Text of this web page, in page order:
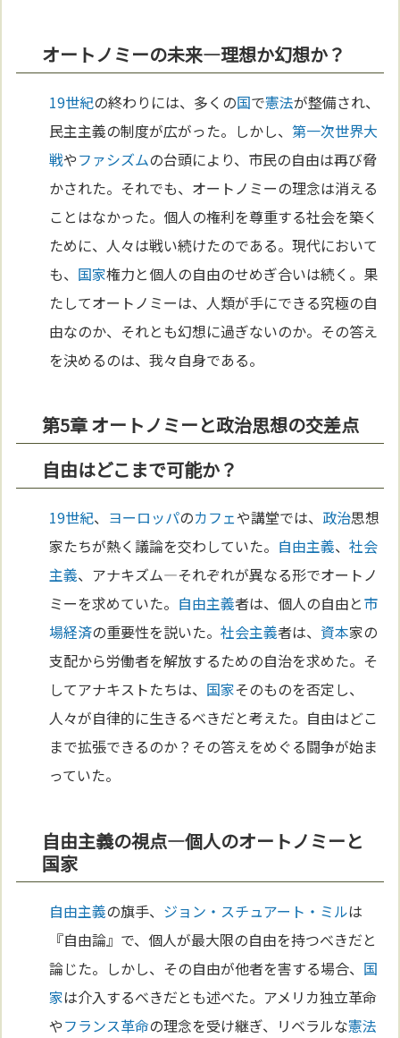
オートノミーの未来—理想か幻想か？
19世紀の終わりには、多くの国で憲法が整備され、
民主主義の制度が広がった。しかし、第一次世界大
戦やファシズムの台頭により、市民の自由は再び脅
かされた。それでも、オートノミーの理念は消える
ことはなかった。個人の権利を尊重する社会を築く
ために、人々は戦い続けたのである。現代において
も、 国家権力と個人の自由のせめぎ合いは続く。果
たしてオートノミーは、人類が手にできる究極の自
由なのか、それとも幻想に過ぎないのか。その答え
を決めるのは、我々自身である。
第5章 オートノミーと政治思想の交差点
自由はどこまで可能か？
19世紀、 ヨーロッパのカフェや講堂では、 政治思想
家たちが熱く議論を交わしていた。 自由主義、社会
主義、アナキズム—それぞれが異なる形でオートノ
ミーを求めていた。 自由主義者は、個人の自由と市
場経済の重要性を説いた。社会主義者は、 資本家の
支配から労働者を解放するための自治を求めた。そ
してアナキストたちは、 国家そのものを否定し、
人々が自律的に生きるべきだと考えた。自由はどこ
まで拡張できるのか？その答えをめぐる闘争が始ま
っていた。
自由主義の視点—個人のオートノミーと
国家
自由主義の旗手、 ジョン・スチュアート・ミルは
『自由論』で、個人が最大限の自由を持つべきだと
論じた。しかし、その自由が他者を害する場合、 国
家は介入するべきだとも述べた。アメリカ独立革命
やフランス革命の理念を受け継ぎ、リベラルな憲法